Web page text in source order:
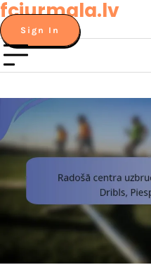
Skip
to
content
fcjurmala.lv
Sign In